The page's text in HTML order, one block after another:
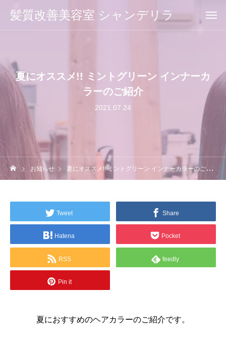
髪質改善美容室 シャンデリラ
夏にオススメ!! ミントグリーン インナーカ
ラーのご紹介
2021.07.24
お知らせ 夏にオススメ!! ミントグリーン インナーカラーのご紹介
Tweet Share
Hatena Pocket
RSS feedly
Pin it
夏におすすめのヘアカラーのご紹介です。